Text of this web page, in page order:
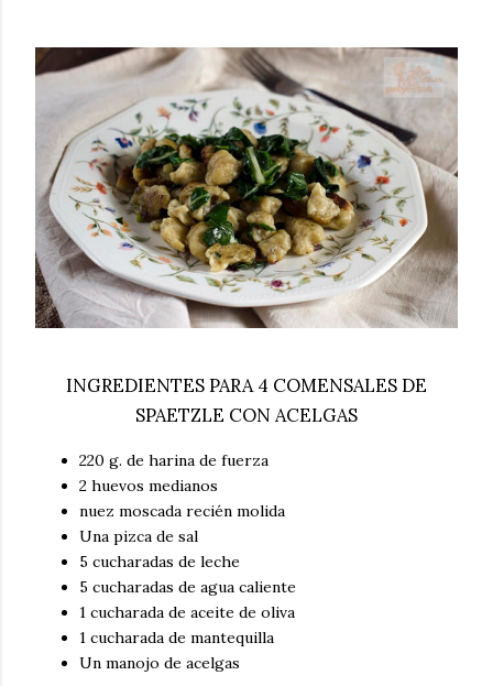
INGREDIENTES PARA 4 COMENSALES DE
SPAETZLE CON ACELGAS
220 g. de harina de fuerza
2 huevos medianos
nuez moscada recién molida
Una pizca de sal
5 cucharadas de leche
5 cucharadas de agua caliente
1 cucharada de aceite de oliva
1 cucharada de mantequilla
Un manojo de acelgas